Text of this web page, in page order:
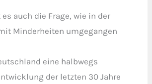
auch die Frage, wie in der
Minderheiten umgegangen
eine halbwegs
der letzten 30 Jahre